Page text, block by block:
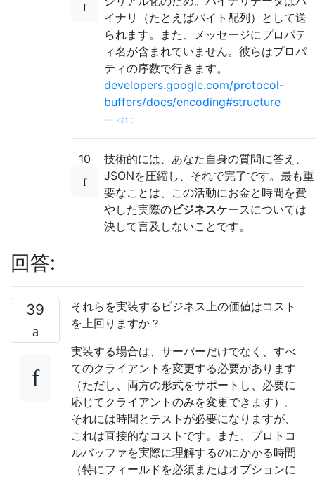
イナリ（たとえばバイト配列）として送
られます。また、メッセージにプロパテ
ィ名が含まれていません。彼らはプロパ
ティの序数で行きます。
developers.google.com/protocol-
buffers/docs/encoding#structure
katit
10
技術的には、あなた自身の質問に答え、
JSONを圧縮し、それで完了です。最も重
要なことは、この活動にお金と時間を費
やした実際のビジネスケースについては
決して言及しないことです。
回答:
39
それらを実装するビジネス上の価値はコスト
を上回りますか？
実装する場合は、サーバーだけでなく、すべ
てのクライアントを変更する必要があります
（ただし、両方の形式をサポートし、必要に
応じてクライアントのみを変更できます）。
それには時間とテストが必要になりますが、
これは直接的なコストです。また、プロトコ
ルバッファを実際に理解するのにかかる時間
（特にフィールドを必須またはオプションに